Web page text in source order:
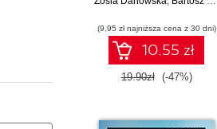
(9,95 zł najniższa cena z 30 dni)
10.55 zł
19.90zł (-47%)